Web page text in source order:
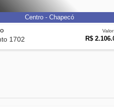
1702 R$
Centro - Chapecó